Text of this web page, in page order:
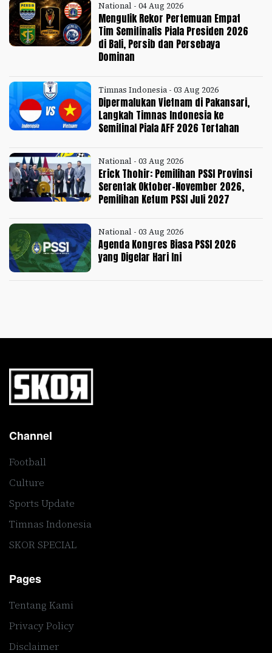
National - 04 Aug 2026
Mengulik Rekor Pertemuan Empat
Tim Semifinalis Piala Presiden 2026
di Bali, Persib dan Persebaya
Dominan
Timnas Indonesia - 03 Aug 2026
Dipermalukan Vietnam di Pakansari,
Langkah Timnas Indonesia ke
Semifinal Piala AFF 2026 Tertahan
National - 03 Aug 2026
Erick Thohir: Pemilihan PSSI Provinsi
Serentak Oktober-November 2026,
Pemilihan Ketum PSSI Juli 2027
National - 03 Aug 2026
Agenda Kongres Biasa PSSI 2026
yang Digelar Hari Ini
Channel
Football
Culture
Sports Update
Timnas Indonesia
SKOR SPECIAL
Pages
Tentang Kami
Privacy Policy
Disclaimer